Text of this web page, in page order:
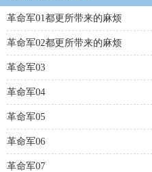
革命军01都更所带来的麻烦
革命军02都更所带来的麻烦
革命军03
革命军04
革命军05
革命军06
革命军07